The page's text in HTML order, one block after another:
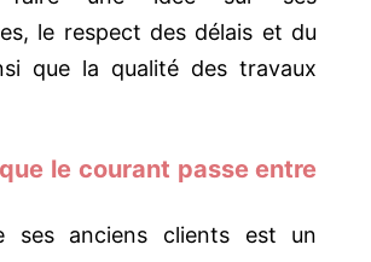
le respect des délais et du
que la qualité des travaux
que le courant passe entre
ses anciens clients est un